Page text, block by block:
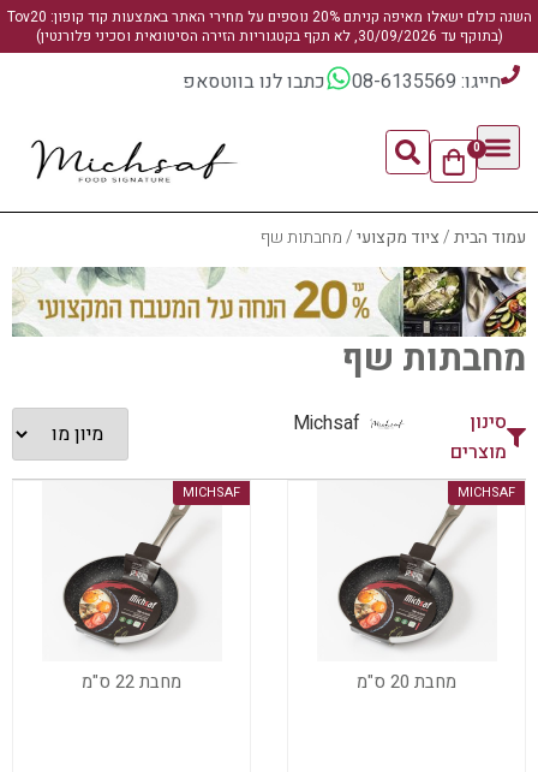
השנה כולם ישאלו מאיפה קניתם 20% נוספים על מחירי האתר באמצעות קוד קופון: Tov20
(בתוקף עד 30/09/2026, לא תקף בקטגוריות הזירה הסיטונאית וסכיני פלורנטין)
חייגו: 08-6135569 כתבו לנו בווטסאפ
0
עמוד הבית/ציוד מקצועי/ מחבתות שף
מחבתות שף
סינון
מוצרים
Michsaf
MICHSAF
מחבת 20 ס"מ
MICHSAF
מחבת 22 ס"מ